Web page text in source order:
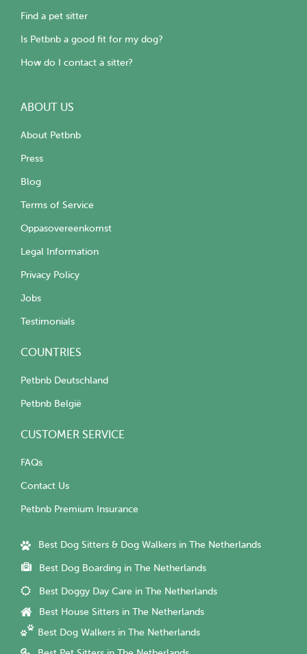
Find a pet sitter
Is Petbnb a good fit for my dog?
How do I contact a sitter?
ABOUT US
About Petbnb
Press
Blog
Terms of Service
Oppasovereenkomst
Legal Information
Privacy Policy
Jobs
Testimonials
COUNTRIES
Petbnb Deutschland
Petbnb België
CUSTOMER SERVICE
FAQs
Contact Us
Petbnb Premium Insurance
Best Dog Sitters & Dog Walkers in The Netherlands
Best Dog Boarding in The Netherlands
Best Doggy Day Care in The Netherlands
Best House Sitters in The Netherlands
Best Dog Walkers in The Netherlands